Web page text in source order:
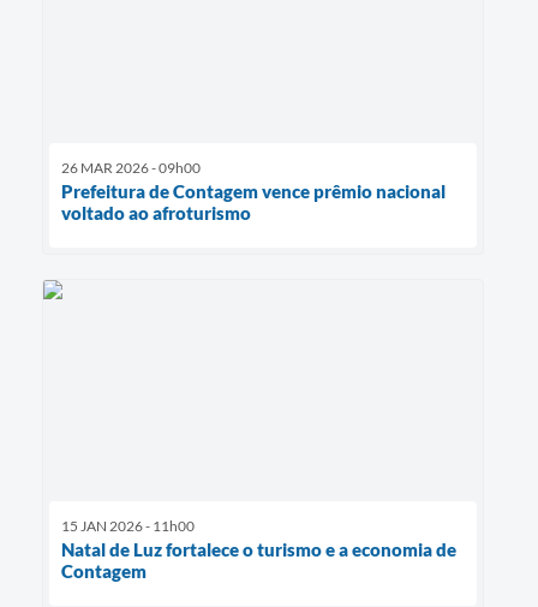
26 MAR 2026 - 09h00
Prefeitura de Contagem vence prêmio nacional
voltado ao afroturismo
15 JAN 2026 - 11h00
Natal de Luz fortalece o turismo e a economia de
Contagem